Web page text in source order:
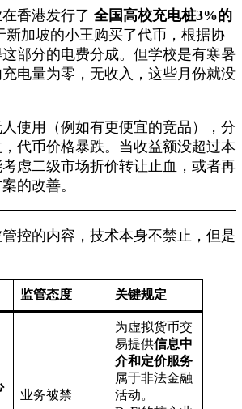
香港发行了 全国高校充电桩3%的
新加坡的小王购买了代币，根据协
部分的电费分成。但学校是有寒暑
电量为零，无收入，这些月份就没
使用（例如有更便宜的竞品），分
代币价格暴跌。当收益额没超过本
虑二级市场折价转让止血，或者再
的改善。
控的内容，技术本身不禁止，但是
监管态度 关键规定
业务被禁
为虚拟货币交
易提供信息中
介和定价服务
属于非法金融
活动。